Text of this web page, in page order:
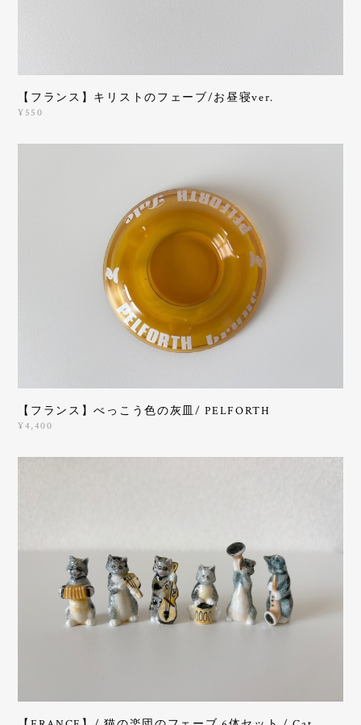
【フランス】キリストのフェーブ/お昼寝ver.
¥550
【フランス】べっこう色の灰皿/ PELFORTH
¥4,400